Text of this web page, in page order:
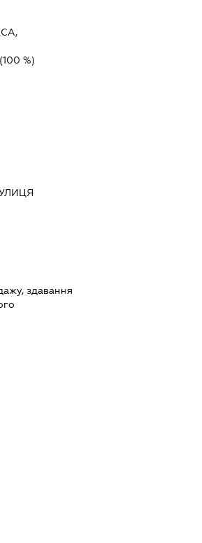
(100 %)
здавання